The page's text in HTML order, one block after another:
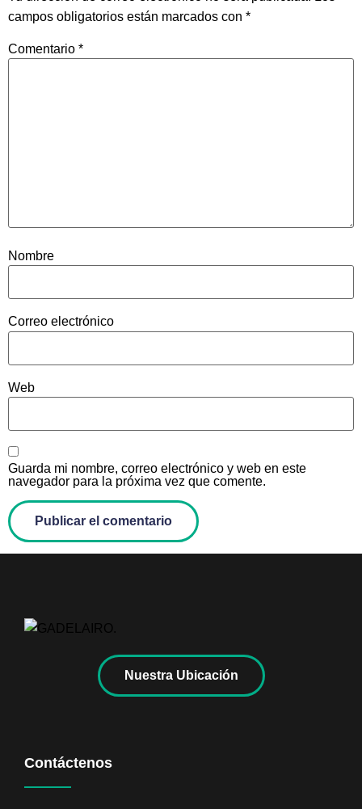
campos obligatorios están marcados con *
Comentario *
Nombre
Correo electrónico
Web
Guarda mi nombre, correo electrónico y web en este
navegador para la próxima vez que comente.
Nuestra Ubicación
Contáctenos